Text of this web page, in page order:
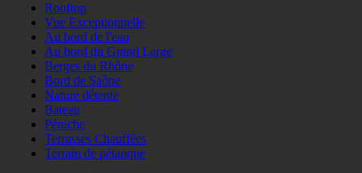
Rooftop
Vue Exceptionnelle
Au bord de l'eau
Au bord du Grand Large
Berges du Rhône
Bord de Saône
Nature détente
Bateau
Péniche
Terrasses Chauffées
Terrain de pétanque